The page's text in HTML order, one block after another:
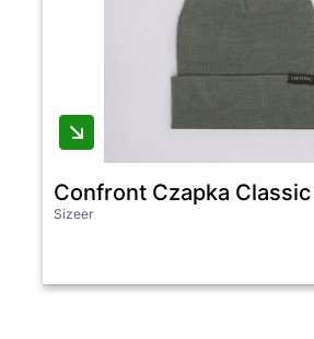
Confront Czapka
Sizeer